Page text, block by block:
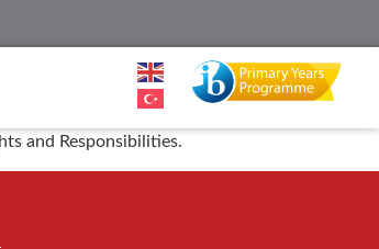
and Responsibilities.